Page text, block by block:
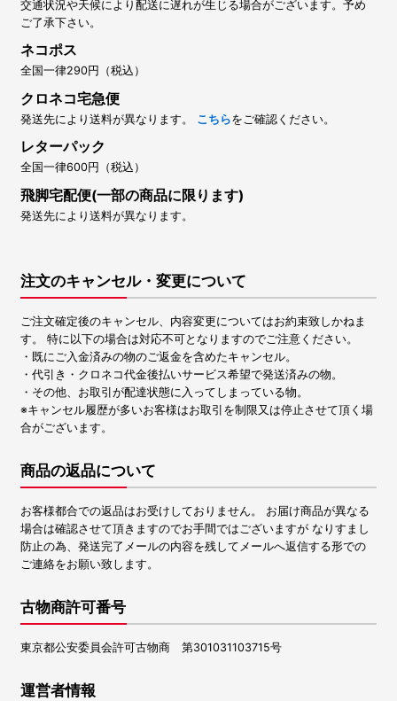
交通状況や天候により配送に遅れが生じる場合がございます。予め
ご了承下さい。
ネコポス
全国一律290円（税込）
クロネコ宅急便
発送先により送料が異なります。 こちらをご確認ください。
レターパック
全国一律600円（税込）
飛脚宅配便(一部の商品に限ります)
発送先により送料が異なります。
注文のキャンセル・変更について
ご注文確定後のキャンセル、内容変更についてはお約束致しかねま
す。 特に以下の場合は対応不可となりますのでご注意ください。
・既にご入金済みの物のご返金を含めたキャンセル。
・代引き・クロネコ代金後払いサービス希望で発送済みの物。
・その他、お取引が配達状態に入ってしまっている物。
※キャンセル履歴が多いお客様はお取引を制限又は停止させて頂く場
合がございます。
商品の返品について
お客様都合での返品はお受けしておりません。 お届け商品が異なる
場合は確認させて頂きますのでお手間ではございますが なりすまし
防止の為、発送完了メールの内容を残してメールへ返信する形での
ご連絡をお願い致します。
古物商許可番号
東京都公安委員会許可古物商 第301031103715号
運営者情報